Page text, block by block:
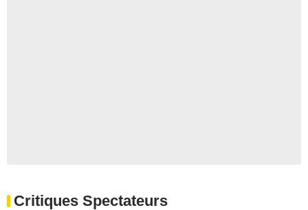
Critiques Spectateurs